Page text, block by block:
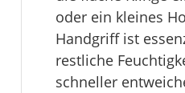
oder ein kleines
Handgriff ist
restliche
schneller